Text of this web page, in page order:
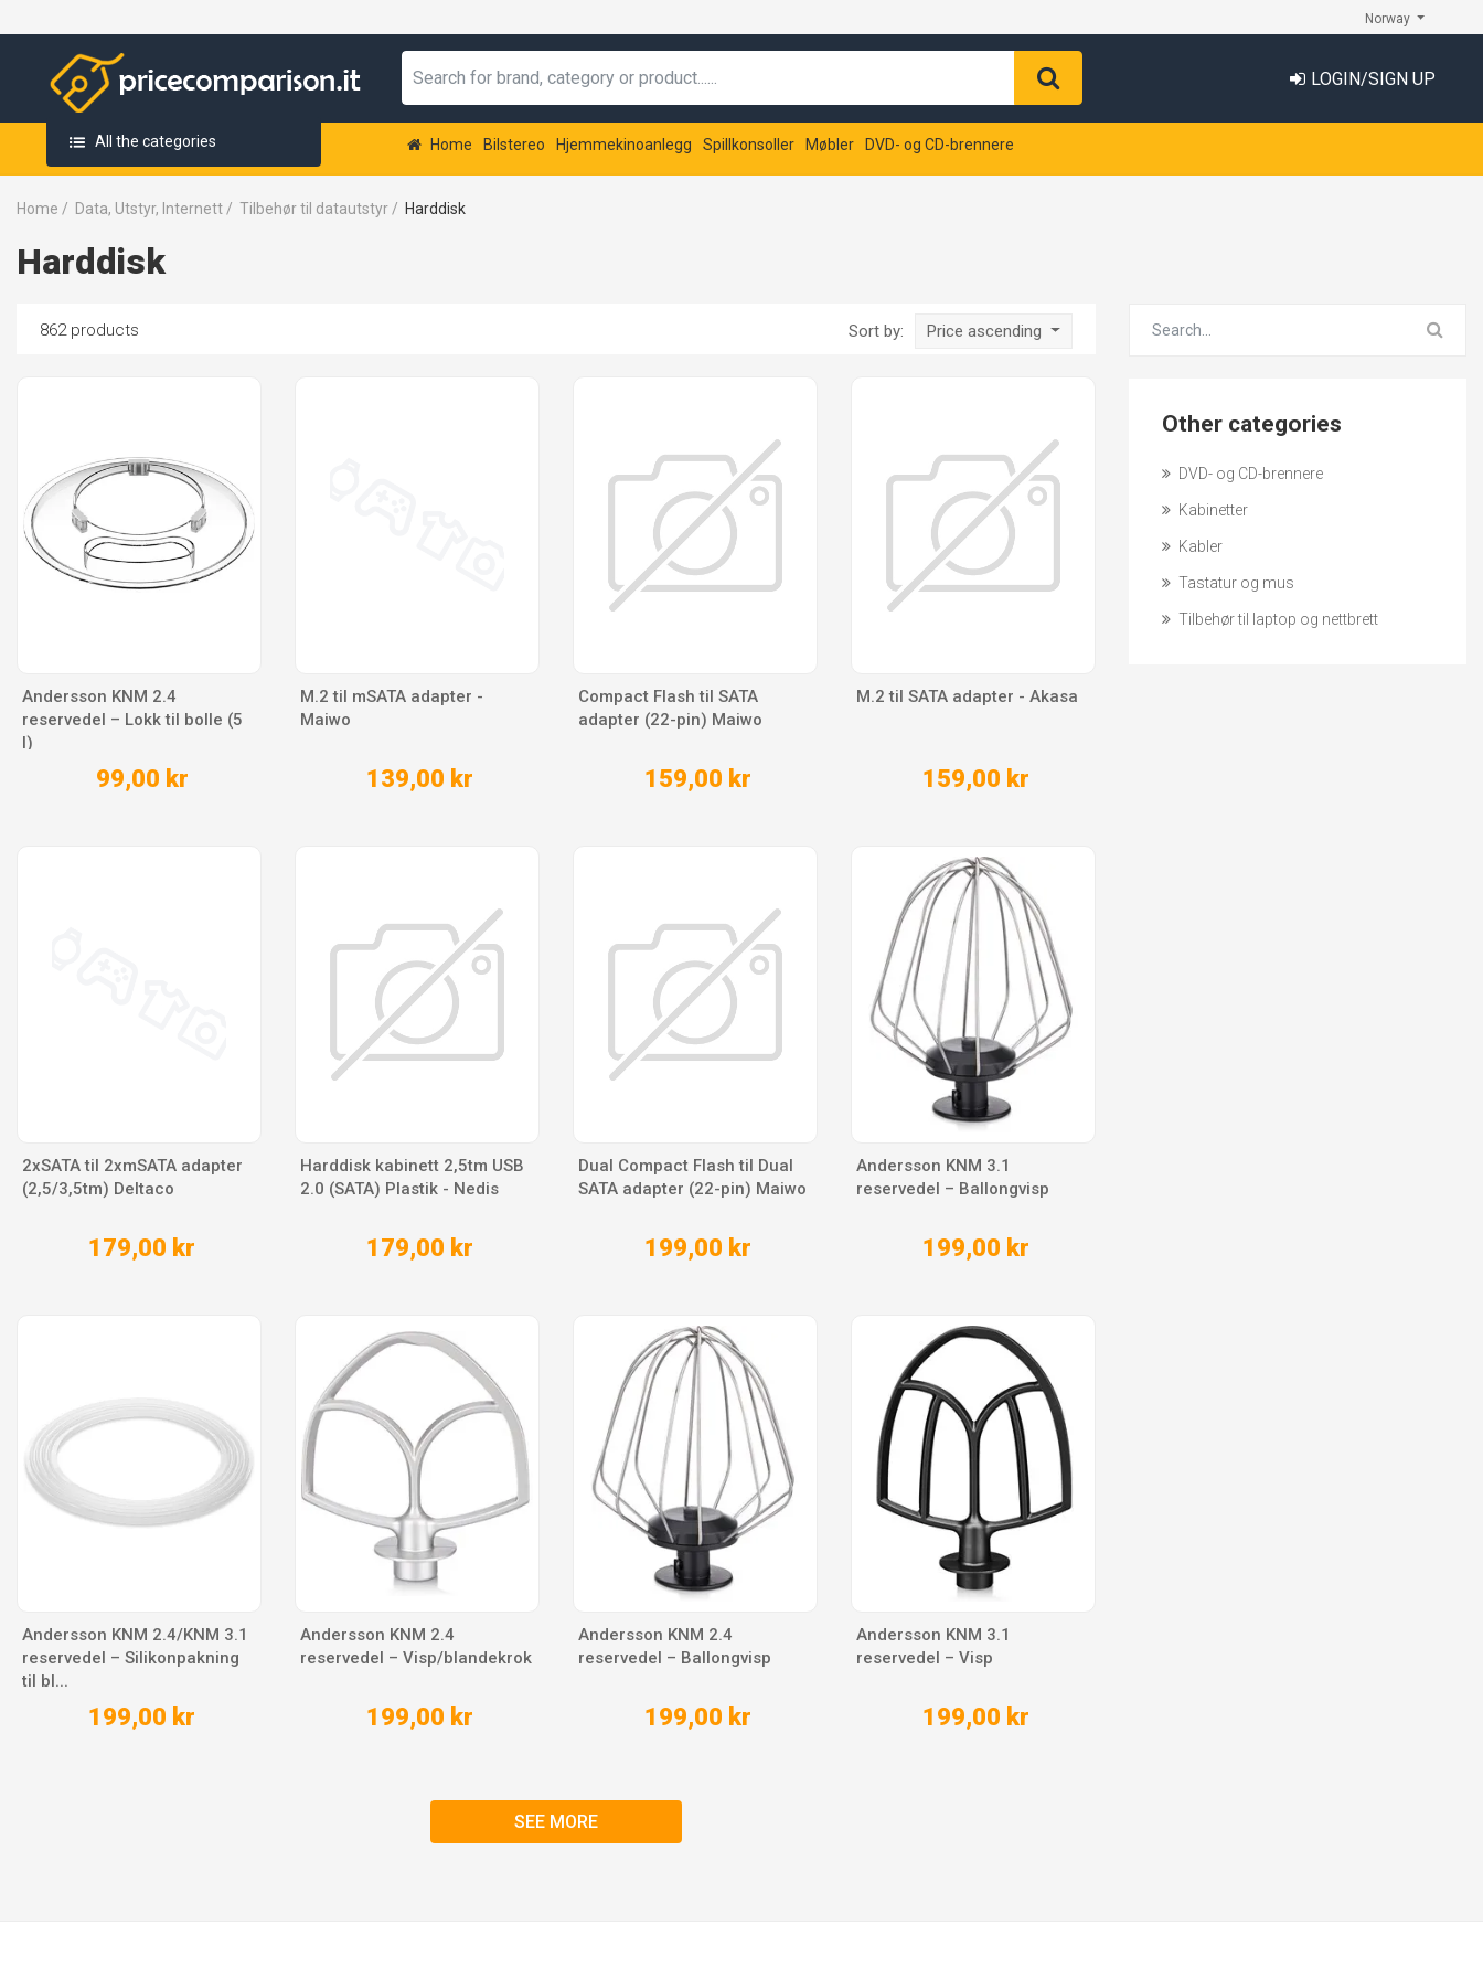
Norway
LOGIN/SIGN UP
All the categories Home Bilstereo Hjemmekinoanlegg Spillkonsoller Møbler DVD- og CD-brennere
Home / Data, Utstyr, Internett / Tilbehør til datautstyr / Harddisk
Harddisk
Other categories
DVD- og CD-brennere
Kabinetter
Kabler
Tastatur og mus
Tilbehør til laptop og nettbrett
862 products Sort by: Price ascending
Andersson KNM 2.4
reservedel – Lokk til bolle (5
l)
99,00 kr
M.2 til mSATA adapter -
Maiwo
139,00 kr
Compact Flash til SATA
adapter (22-pin) Maiwo
159,00 kr
M.2 til SATA adapter - Akasa
159,00 kr
2xSATA til 2xmSATA adapter
(2,5/3,5tm) Deltaco
179,00 kr
Harddisk kabinett 2,5tm USB
2.0 (SATA) Plastik - Nedis
179,00 kr
Dual Compact Flash til Dual
SATA adapter (22-pin) Maiwo
199,00 kr
Andersson KNM 3.1
reservedel – Ballongvisp
199,00 kr
Andersson KNM 2.4/KNM 3.1
reservedel – Silikonpakning
til bl...
199,00 kr
Andersson KNM 2.4
reservedel – Visp/blandekrok
199,00 kr
Andersson KNM 2.4
reservedel – Ballongvisp
199,00 kr
Andersson KNM 3.1
reservedel – Visp
199,00 kr
SEE MORE